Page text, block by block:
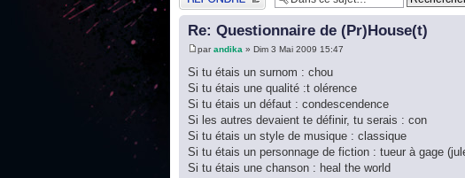
Re: Questionnaire de (Pr)House(t)
parandika » Dim 3 Mai 2009 15:47
Si tu étais un surnom : chou
Si tu étais une qualité :t olérence
Si tu étais un défaut : condescendence
Si les autres devaient te définir, tu serais : con
Si tu étais un style de musique : classique
Si tu étais un personnage de fiction : tueur à gage
Si tu étais une chanson : heal the world